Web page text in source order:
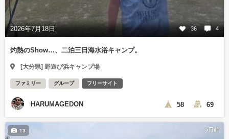
2026年7月18日 36 4
灼熱のShow…、二泊三日海水浴キャンプ。
[大分県] 野遊び浜キャンプ場
ファミリー グループ フリーサイト
HARUMAGEDON 58 69
5日前
13